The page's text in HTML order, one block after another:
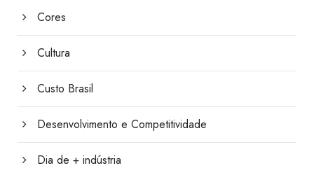
Cores
Cultura
Custo Brasil
Desenvolvimento e Competitividade
Dia de + indústria